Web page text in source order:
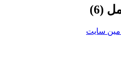
(6)
سایت